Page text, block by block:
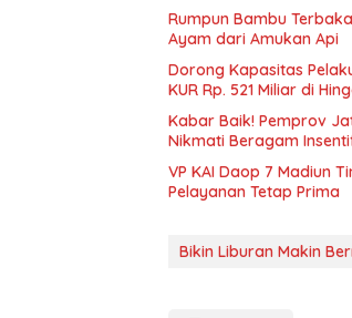
Rumpun Bambu
Ayam dari Amukan Api
Dorong Kapasitas
KUR Rp. 521 Miliar di
Kabar Baik! Pemprov
Nikmati Beragam
VP KAI Daop 7 Madiun
Pelayanan Tetap Prima
Bikin Liburan Makin